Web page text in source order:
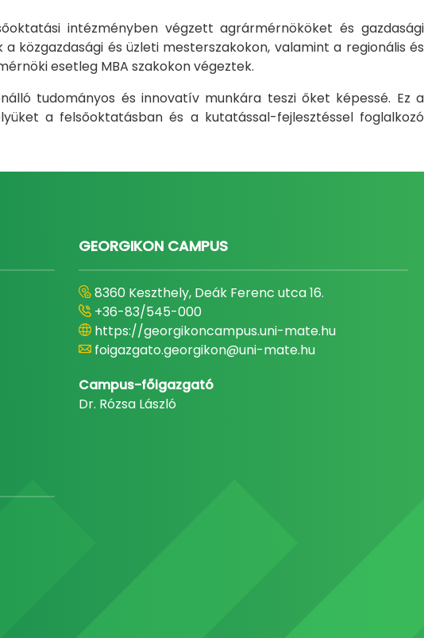
intézményben végzett agrármérnököket és gazdasági
és üzleti mesterszakokon, valamint a regionális és
esetleg MBA szakokon végeztek.
tudományos és innovatív munkára teszi őket képessé. Ez a
a felsőoktatásban és a kutatással-fejlesztéssel foglalkozó
GEORGIKON CAMPUS
8360 Keszthely, Deák Ferenc utca 16.
+36-83/545-000
https://georgikoncampus.uni-mate.hu
foigazgato.georgikon@uni-mate.hu
Campus-főigazgató
Dr. Rózsa László